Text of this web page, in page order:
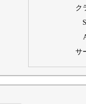
ク
サ